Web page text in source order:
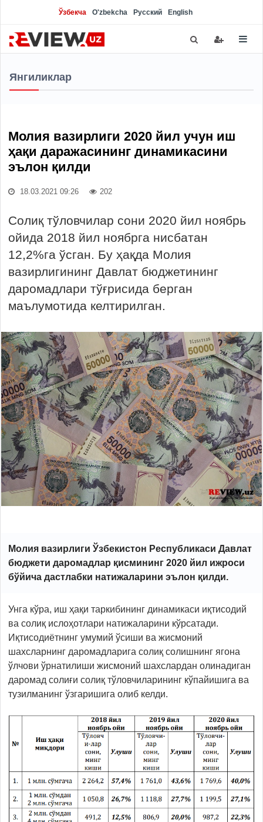
Ўзбекча O'zbekcha Русский English
Янгиликлар
Молия вазирлиги 2020 йил учун иш
ҳақи даражасининг динамикасини
эълон қилди
18.03.2021 09:26 202
Солиқ тўловчилар сони 2020 йил ноябрь
ойида 2018 йил ноябрга нисбатан
12,2%га ўсган. Бу ҳақда Молия
вазирлигининг Давлат бюджетининг
даромадлари тўғрисида берган
маълумотида келтирилган.
Молия вазирлиги Ўзбекистон Республикаси Давлат
бюджети даромадлар қисмининг 2020 йил ижроси
бўйича дастлабки натижаларини эълон қилди.
Унга кўра, иш ҳақи таркибининг динамикаси иқтисодий
ва солиқ ислоҳотлари натижаларини кўрсатади.
Иқтисодиётнинг умумий ўсиши ва жисмоний
шахсларнинг даромадларига солиқ солишнинг ягона
ўлчови ўрнатилиши жисмоний шахслардан олинадиган
даромад солиғи солиқ тўловчиларининг кўпайишига ва
тузилманинг ўзгаришига олиб келди.